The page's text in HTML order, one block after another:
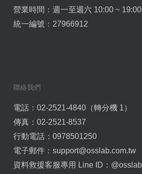
營業時間：週一至週六 10:00 ~ 19:00
統一編號：27966912
聯絡我們
電話：02-2521-4840（轉分機 1）
傳真：02-2521-8537
行動電話：0978501250
電子郵件： support@osslab.com.tw
資料救援客服專用 Line ID：